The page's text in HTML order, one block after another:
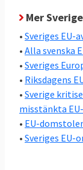
Stor
Den
det
ländernas
svenska
svensk
är att
är
Mer
• Sveriges EU-
• Alla svenska
• Sveriges
• Riksdagens
• Sverige
misstänkta
• EU-
• Sveriges EU-